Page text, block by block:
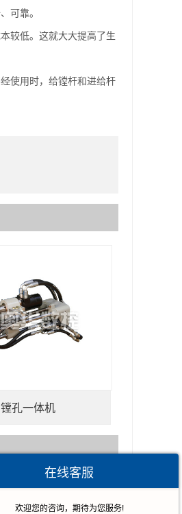
可靠。
较低。这就大大提高了生
使用时，给镗杆和进给杆
孔一体机
在线客服
欢迎您的咨询，期待为您服务!